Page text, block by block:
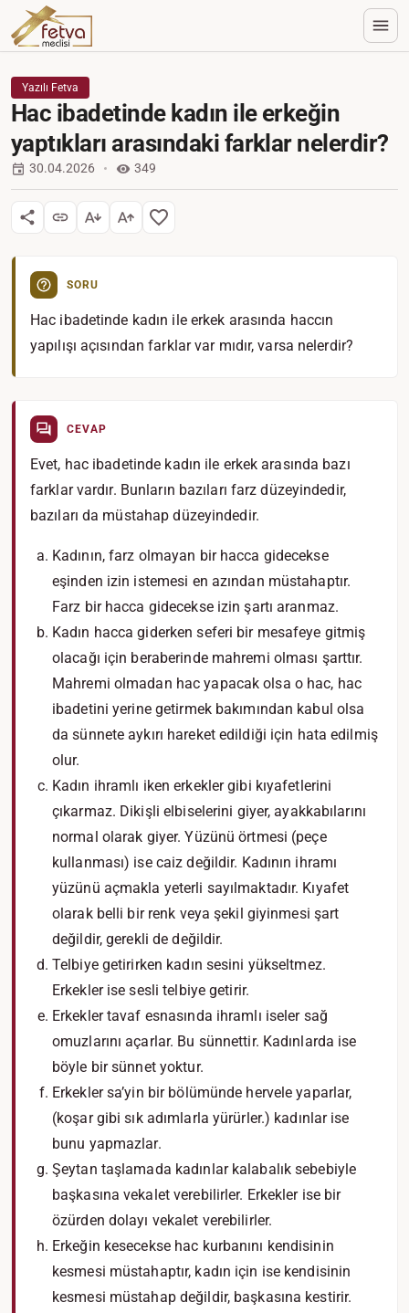
Yazılı Fetva
Hac ibadetinde kadın ile erkeğin
yaptıkları arasındaki farklar nelerdir?
30.04.2026 349
SORU
Hac ibadetinde kadın ile erkek arasında haccın
yapılışı açısından farklar var mıdır, varsa nelerdir?
CEVAP
Evet, hac ibadetinde kadın ile erkek arasında bazı
farklar vardır. Bunların bazıları farz düzeyindedir,
bazıları da müstahap düzeyindedir.
Kadının, farz olmayan bir hacca gidecekse
eşinden izin istemesi en azından müstahaptır.
Farz bir hacca gidecekse izin şartı aranmaz.
Kadın hacca giderken seferi bir mesafeye gitmiş
olacağı için beraberinde mahremi olması şarttır.
Mahremi olmadan hac yapacak olsa o hac, hac
ibadetini yerine getirmek bakımından kabul olsa
da sünnete aykırı hareket edildiği için hata edilmiş
olur.
Kadın ihramlı iken erkekler gibi kıyafetlerini
çıkarmaz. Dikişli elbiselerini giyer, ayakkabılarını
normal olarak giyer. Yüzünü örtmesi (peçe
kullanması) ise caiz değildir. Kadının ihramı
yüzünü açmakla yeterli sayılmaktadır. Kıyafet
olarak belli bir renk veya şekil giyinmesi şart
değildir, gerekli de değildir.
Telbiye getirirken kadın sesini yükseltmez.
Erkekler ise sesli telbiye getirir.
Erkekler tavaf esnasında ihramlı iseler sağ
omuzlarını açarlar. Bu sünnettir. Kadınlarda ise
böyle bir sünnet yoktur.
Erkekler sa’yin bir bölümünde hervele yaparlar,
(koşar gibi sık adımlarla yürürler.) kadınlar ise
bunu yapmazlar.
Şeytan taşlamada kadınlar kalabalık sebebiyle
başkasına vekalet verebilirler. Erkekler ise bir
özürden dolayı vekalet verebilirler.
Erkeğin kesecekse hac kurbanını kendisinin
kesmesi müstahaptır, kadın için ise kendisinin
kesmesi müstahap değildir, başkasına kestirir.